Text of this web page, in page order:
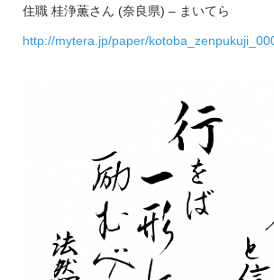
住職 桂浄薫さん (奈良県) – まいてら
http://mytera.jp/paper/